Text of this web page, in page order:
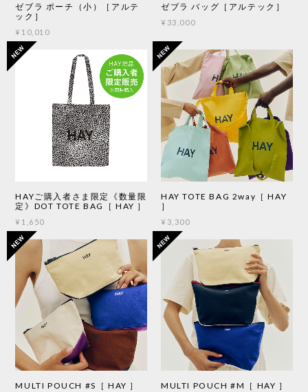
ゼブラ ポーチ（小）［アルテ
ック］
¥10,010
ゼブラ バッグ［アルテック］
¥33,000
HAYご購入者さま限定《数量限
定》DOT TOTE BAG［ HAY ］
¥1,650
HAY TOTE BAG 2way［ HAY
］
¥3,300
MULTI POUCH #S［ HAY ］ MULTI POUCH #M［ HAY ］